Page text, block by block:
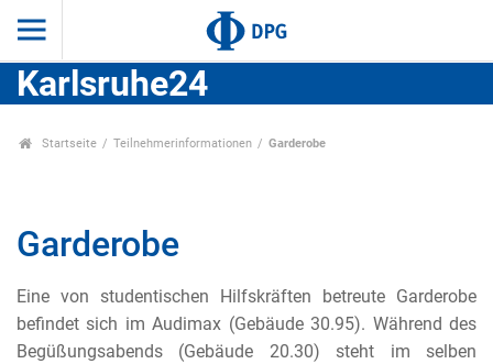
Karlsruhe24
Startseite Teilnehmerinformationen Garderobe
Garderobe
Eine von studentischen Hilfskräften betreute Garderobe
befindet sich im Audimax (Gebäude 30.95). Während des
Begüßungsabends (Gebäude 20.30) steht im selben